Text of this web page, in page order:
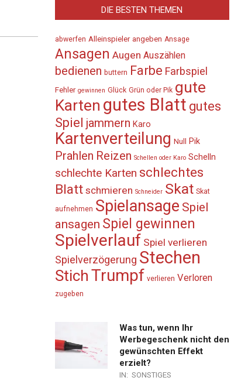
DIE BESTEN THEMEN
abwerfen Alleinspieler angeben Ansage
Ansagen Augen Auszählen
bedienen buttern Farbe Farbspiel
Fehler gewinnen Glück Grün oder Pik gute
Karten gutes Blatt gutes
Spiel jammern Karo
Kartenverteilung Null Pik
Prahlen Reizen Schellen oder Karo Schelln
schlechte Karten schlechtes
Blatt schmieren Schneider Skat Skat
aufnehmen Spielansage Spiel
ansagen Spiel gewinnen
Spielverlauf Spiel verlieren
Spielverzögerung Stechen
Stich Trumpf verlieren Verloren
zugeben
Was tun, wenn Ihr
Werbegeschenk nicht den
gewünschten Effekt
erzielt?
IN: SONSTIGES